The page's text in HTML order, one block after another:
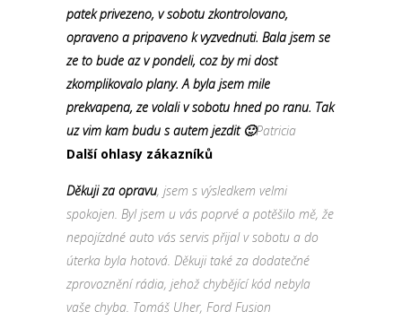
patek privezeno, v sobotu zkontrolovano,
opraveno a pripaveno k vyzvednuti. Bala jsem se
ze to bude az v pondeli, coz by mi dost
zkomplikovalo plany. A byla jsem mile
prekvapena, ze volali v sobotu hned po ranu. Tak
uz vim kam budu s autem jezdit 🙂Patricia
Další ohlasy zákazníků
Děkuji za opravu, jsem s výsledkem velmi
spokojen. Byl jsem u vás poprvé a potěšilo mě, že
nepojízdné auto vás servis přijal v sobotu a do
úterka byla hotová. Děkuji také za dodatečné
zprovoznění rádia, jehož chybějící kód nebyla
vaše chyba. Tomáš Uher, Ford Fusion